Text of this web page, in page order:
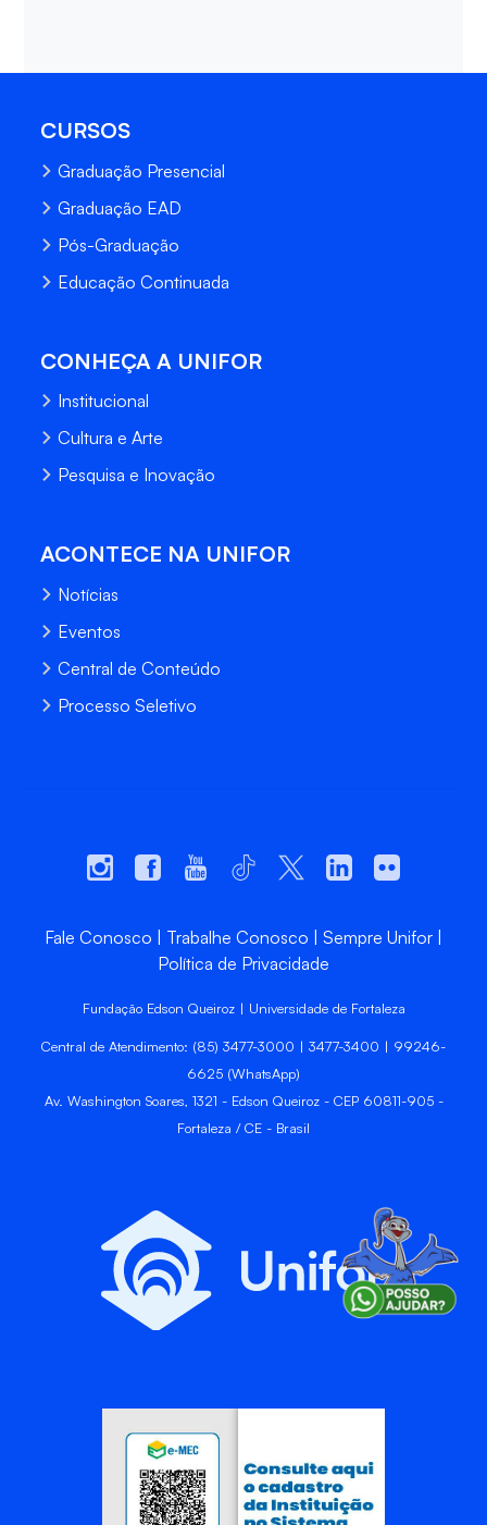
CURSOS
Graduação Presencial
Graduação EAD
Pós-Graduação
Educação Continuada
CONHEÇA A UNIFOR
Institucional
Cultura e Arte
Pesquisa e Inovação
ACONTECE NA UNIFOR
Notícias
Eventos
Central de Conteúdo
Processo Seletivo
Fale Conosco Trabalhe Conosco
Sempre Unifor
Política de Privacidade
Fundação Edson Queiroz | Universidade de Fortaleza
Central de Atendimento: (85) 3477-3000 | 3477-3400 | 99246-
6625 (WhatsApp)
Av. Washington Soares, 1321 - Edson Queiroz - CEP 60811-905 -
Fortaleza / CE - Brasil